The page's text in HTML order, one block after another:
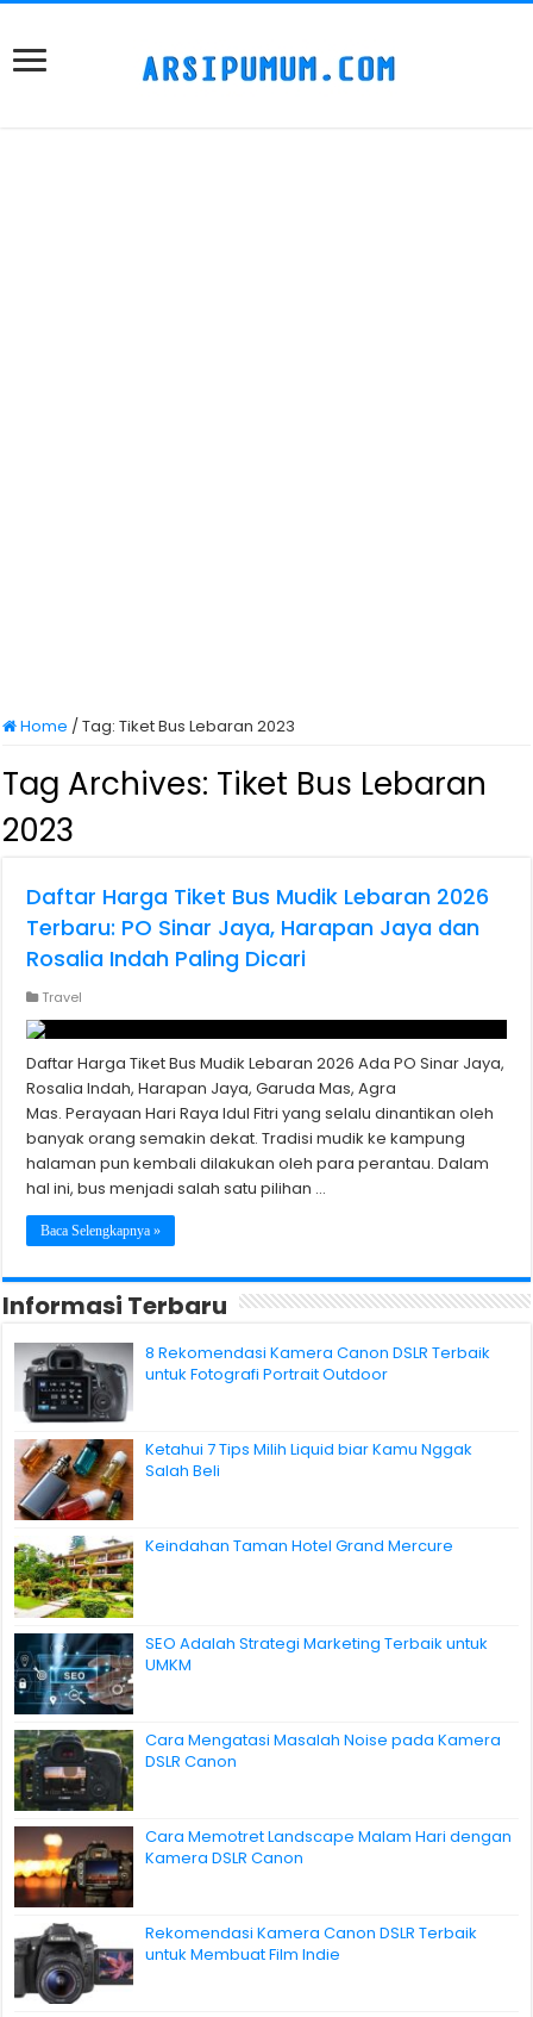
Home /Tag:Tiket Bus Lebaran 2023
Tag Archives: Tiket Bus Lebaran
2023
Daftar Harga Tiket Bus Mudik Lebaran 2026
Terbaru: PO Sinar Jaya, Harapan Jaya dan
Rosalia Indah Paling Dicari
Travel
Daftar Harga Tiket Bus Mudik Lebaran 2026 Ada PO Sinar Jaya,
Rosalia Indah, Harapan Jaya, Garuda Mas, Agra
Mas. Perayaan Hari Raya Idul Fitri yang selalu dinantikan oleh
banyak orang semakin dekat. Tradisi mudik ke kampung
halaman pun kembali dilakukan oleh para perantau. Dalam
hal ini, bus menjadi salah satu pilihan …
Baca Selengkapnya »
Informasi Terbaru
8 Rekomendasi Kamera Canon DSLR Terbaik
untuk Fotografi Portrait Outdoor
Ketahui 7 Tips Milih Liquid biar Kamu Nggak
Salah Beli
Keindahan Taman Hotel Grand Mercure
SEO Adalah Strategi Marketing Terbaik untuk
UMKM
Cara Mengatasi Masalah Noise pada Kamera
DSLR Canon
Cara Memotret Landscape Malam Hari dengan
Kamera DSLR Canon
Rekomendasi Kamera Canon DSLR Terbaik
untuk Membuat Film Indie